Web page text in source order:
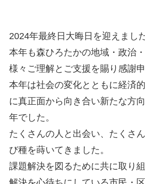
2024年最終日大晦日を迎えました
本年も森ひろたかの地域・政治
様々ご理解とご支援を賜り感謝申
本年は社会の変化とともに経済
に真正面から向き合い新たな方
年でした。
たくさんの人と出会い、たくさ
び種を蒔いてきました。
課題解決を図るために共に取り